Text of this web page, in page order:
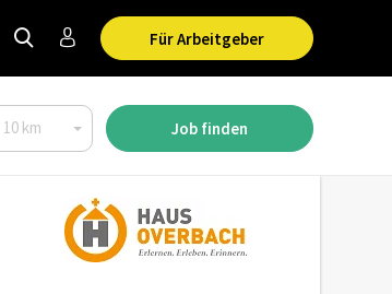
Für Arbeitgeber
Job finden